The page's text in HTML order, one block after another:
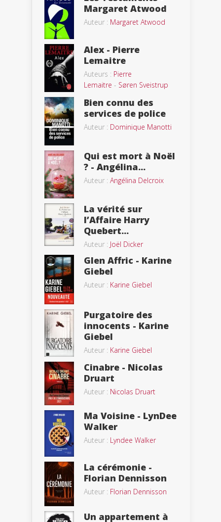
Margaret Atwood
Auteur : Margaret Atwood
Alex - Pierre
Lemaitre
Auteurs : Pierre
Lemaitre - Søren Sveistrup
Bien connu des
services de police
Auteur : Dominique Manotti
Qui est mort à Noël
? - Angélina...
Auteur : Angélina Delcroix
La vérité sur
l’Affaire Harry
Quebert...
Auteur : Joël Dicker
Glen Affric - Karine
Giebel
Auteur : Karine Giebel
Purgatoire des
innocents - Karine
Giebel
Auteur : Karine Giebel
Cinabre - Nicolas
Druart
Auteur : Nicolas Druart
Ma Voisine - LynDee
Walker
Auteur : Lyndee Walker
La cérémonie -
Florian Dennisson
Auteur : Florian Dennisson
Un appartement à